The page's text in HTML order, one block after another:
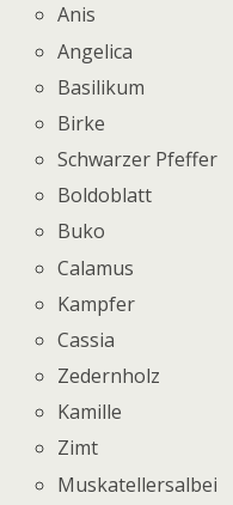
Anis
Angelica
Basilikum
Birke
Schwarzer Pfeffer
Boldoblatt
Buko
Calamus
Kampfer
Cassia
Zedernholz
Kamille
Zimt
Muskatellersalbei